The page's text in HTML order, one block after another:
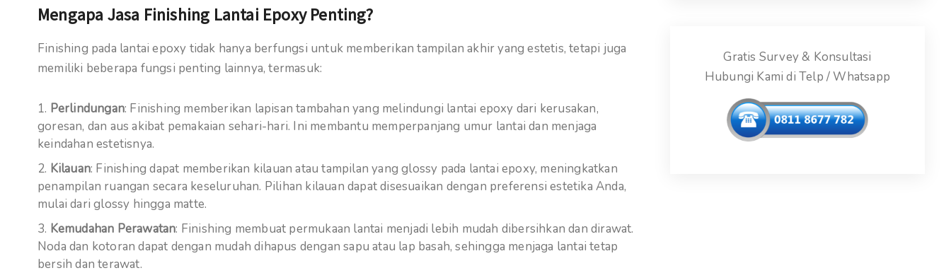
Mengapa Jasa Finishing Lantai Epoxy Penting?
Finishing pada lantai epoxy tidak hanya berfungsi untuk memberikan tampilan akhir yang estetis, tetapi juga
memiliki beberapa fungsi penting lainnya, termasuk:
Perlindungan: Finishing memberikan lapisan tambahan yang melindungi lantai epoxy dari kerusakan,
goresan, dan aus akibat pemakaian sehari-hari. Ini membantu memperpanjang umur lantai dan menjaga
keindahan estetisnya.
Kilauan: Finishing dapat memberikan kilauan atau tampilan yang glossy pada lantai epoxy, meningkatkan
penampilan ruangan secara keseluruhan. Pilihan kilauan dapat disesuaikan dengan preferensi estetika Anda,
mulai dari glossy hingga matte.
Kemudahan Perawatan: Finishing membuat permukaan lantai menjadi lebih mudah dibersihkan dan dirawat.
Noda dan kotoran dapat dengan mudah dihapus dengan sapu atau lap basah, sehingga menjaga lantai tetap
bersih dan terawat.
Gratis Survey & Konsultasi
Hubungi Kami di Telp / Whatsapp